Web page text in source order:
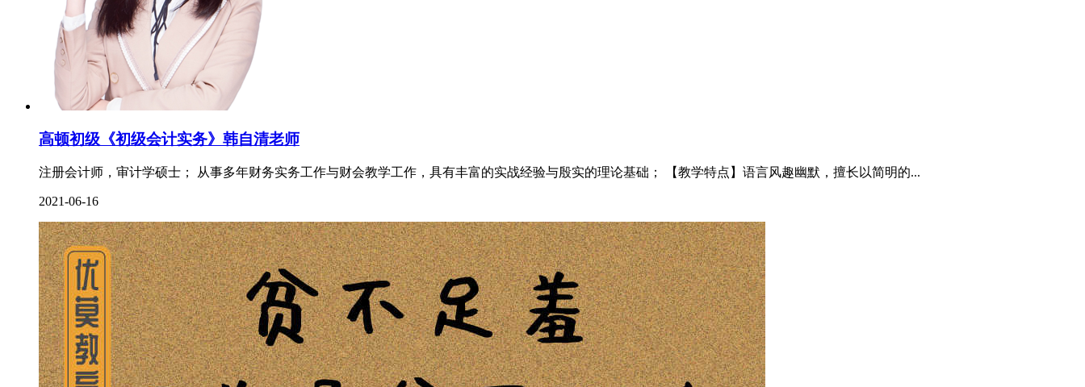
高顿初级《初级会计实务》韩自清老师
注册会计师，审计学硕士； 从事多年财务实务工作与财会教学工作，具有丰富的实战经验与殷实的理论基础； 【教学特点】语言风趣幽默，擅长以简明的...
2021-06-16